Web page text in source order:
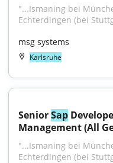
"...Ismaning bei
Echterdingen (bei
msg systems
Karlsruhe
Senior Sap
Management (All
"...Ismaning bei
Echterdingen (bei